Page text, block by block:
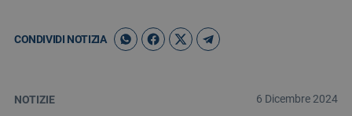
CONDIVIDI NOTIZIA
NOTIZIE 6 Dicembre 2024